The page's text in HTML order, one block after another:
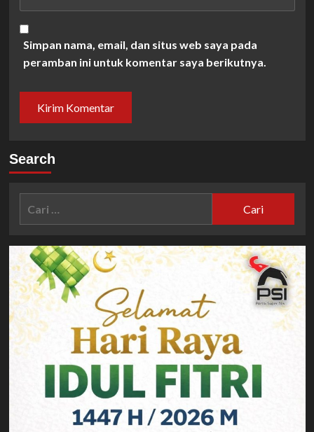
Simpan nama, email, dan situs web saya pada
peramban ini untuk komentar saya berikutnya.
Search